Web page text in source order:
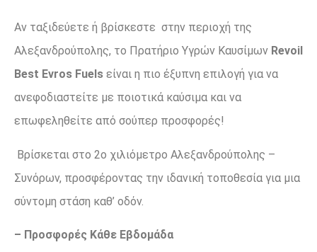
Αν ταξιδεύετε ή βρίσκεστε στην περιοχή της
Αλεξανδρούπολης, το Πρατήριο Υγρών Καυσίμων Revoil
Best Evros Fuels είναι η πιο έξυπνη επιλογή για να
ανεφοδιαστείτε με ποιοτικά καύσιμα και να
επωφεληθείτε από σούπερ προσφορές!
Βρίσκεται στο 2ο χιλιόμετρο Αλεξανδρούπολης –
Συνόρων, προσφέροντας την ιδανική τοποθεσία για μια
σύντομη στάση καθ’ οδόν.
– Προσφορές Κάθε Εβδομάδα